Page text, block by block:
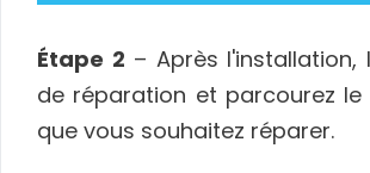
Étape 2 – Après l'installation,
de réparation et parcourez le
que vous souhaitez réparer.